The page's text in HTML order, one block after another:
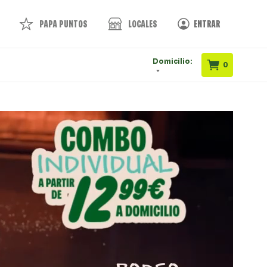
PAPA PUNTOS LOCALES ENTRAR
Domicilio: 0